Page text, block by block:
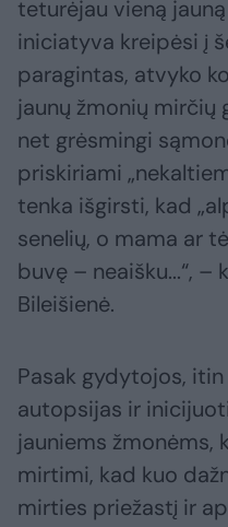
teturėjau vieną
iniciatyva kreipėsi į
paragintas, atvyko
jaunų žmonių mirčių
net grėsmingi
priskiriami
tenka išgirsti, kad
senelių, o mama ar
buvę – neaišku...“, –
Bileišienė.
Pasak gydytojos,
autopsijas ir
jauniems žmonėms,
mirtimi, kad kuo
mirties priežastį ir